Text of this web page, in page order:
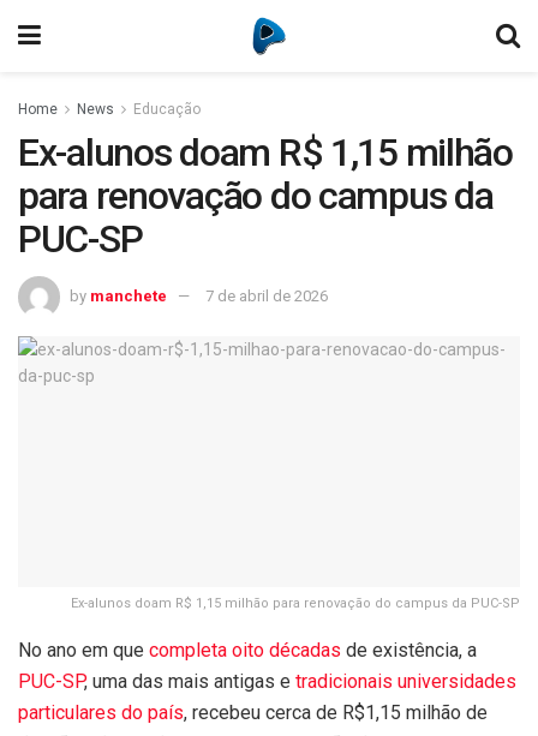
Home News Educação
Ex-alunos doam R$ 1,15 milhão
para renovação do campus da
PUC-SP
by manchete 7 de abril de 2026
Ex-alunos doam R$ 1,15 milhão para renovação do campus da PUC-SP
No ano em que completa oito décadas de existência, a
PUC-SP, uma das mais antigas e tradicionais universidades
particulares do país, recebeu cerca de R$1,15 milhão de